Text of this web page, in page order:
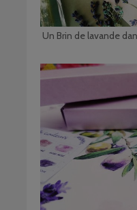
Un Brin de lavande